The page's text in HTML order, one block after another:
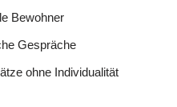
Bewohner
Gespräche
ohne Individualität